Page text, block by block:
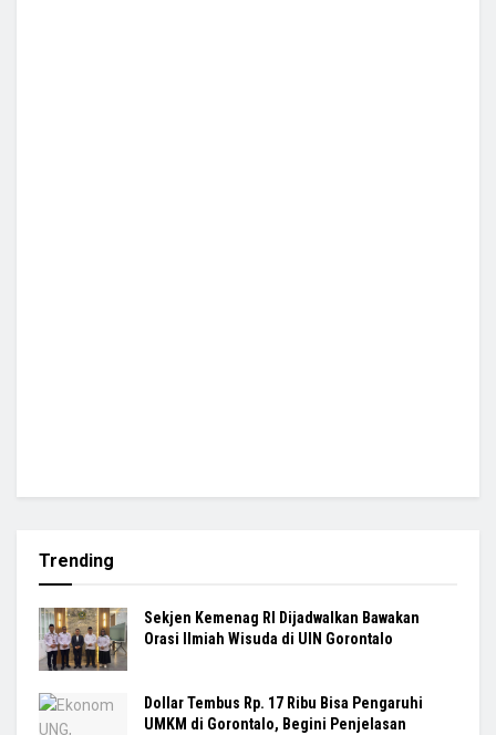
Trending
Sekjen Kemenag RI Dijadwalkan Bawakan
Orasi Ilmiah Wisuda di UIN Gorontalo
Dollar Tembus Rp. 17 Ribu Bisa Pengaruhi
UMKM di Gorontalo, Begini Penjelasan